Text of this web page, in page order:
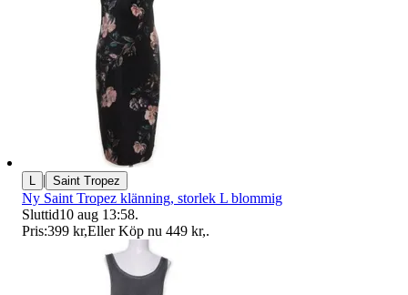
| Saint Tropez
Ny Saint Tropez klänning, storlek L blommig
Sluttid10 aug 13:58.
Pris:399 kr,Eller Köp nu 449 kr,.